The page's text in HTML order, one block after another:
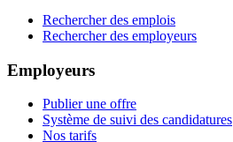
Rechercher des emplois
Rechercher des employeurs
Employeurs
Publier une offre
Système de suivi des candidatures
Nos tarifs